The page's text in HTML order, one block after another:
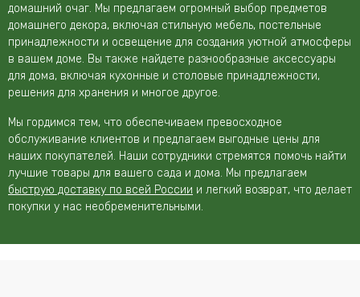
домашний очаг. Мы предлагаем огромный выбор предметов
домашнего декора, включая стильную мебель, постельные
принадлежности и освещение для создания уютной атмосферы
в вашем доме. Вы также найдете разнообразные аксессуары
для дома, включая кухонные и столовые принадлежности,
решения для хранения и многое другое.
Мы гордимся тем, что обеспечиваем превосходное
обслуживание клиентов и предлагаем выгодные цены для
наших покупателей. Наши сотрудники стремятся помочь найти
лучшие товары для вашего сада и дома. Мы предлагаем
быструю доставку по всей России и легкий возврат, что делает
покупки у нас необременительными.